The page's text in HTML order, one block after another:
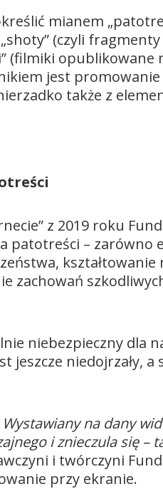
mianem
(czyli
(filmiki opublikowane
jest
także z
z 2019 roku
patotreści – zarówno
zachowań
niebezpieczny dla
jeszcze niedojrzały,
na dany
i znieczula się –
i twórczyni
przy ekranie.